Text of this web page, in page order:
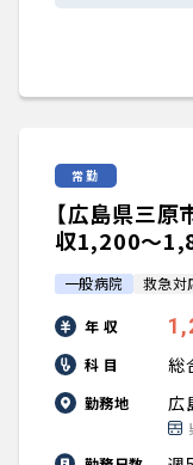
常勤
【広島県三原
収1,200〜
一般病院 救急対
年 収
科 目 総
勤務地 広